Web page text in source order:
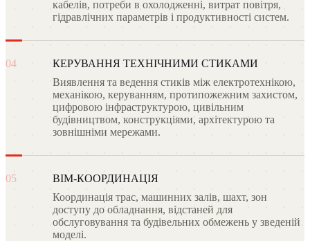
кабелів, потреби в охолодженні, витрат повітря,
гідравлічних параметрів і продуктивності систем.
04
КЕРУВАННЯ ТЕХНІЧНИМИ СТИКАМИ
Виявлення та ведення стиків між електротехнікою,
механікою, керуванням, протипожежним захистом,
цифровою інфраструктурою, цивільним
будівництвом, конструкціями, архітектурою та
зовнішніми мережами.
05
BIM-КООРДИНАЦІЯ
Координація трас, машинних залів, шахт, зон
доступу до обладнання, відстаней для
обслуговування та будівельних обмежень у зведеній
моделі.